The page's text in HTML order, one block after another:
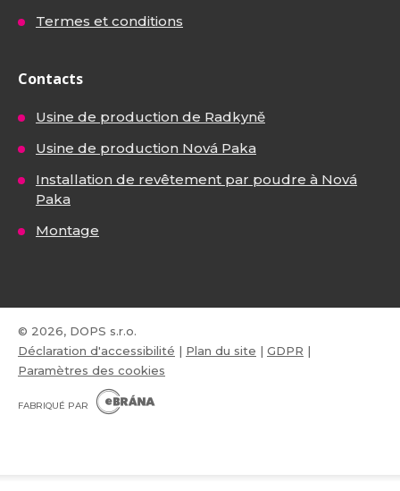
Termes et conditions
Contacts
Usine de production de Radkyně
Usine de production Nová Paka
Installation de revêtement par poudre à Nová
Paka
Montage
© 2026, DOPS s.r.o.
Déclaration d'accessibilité | Plan du site | GDPR |
Paramètres des cookies
FABRIQUÉ PAR
B